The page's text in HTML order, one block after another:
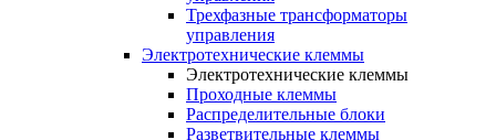
Трехфазные трансформаторы
управления
Электротехнические клеммы
Электротехнические клеммы
Проходные клеммы
Распределительные блоки
Разветвительные клеммы